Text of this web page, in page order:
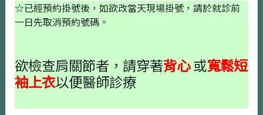
出生日期
就醫備註
☆已經預約掛號後，如欲改當天現場掛號，請於就診前
一日先取消預約號碼。
欲檢查肩關節者，請穿著背心或寬鬆短
袖上衣以便醫師診療